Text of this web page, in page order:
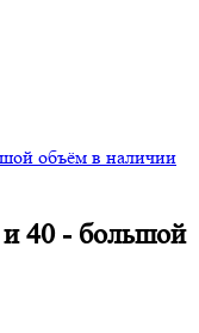
объём в наличии
40 - большой